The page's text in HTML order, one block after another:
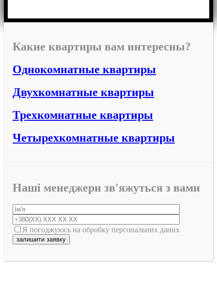
Какие квартиры вам интересны?
Однокомнатные квартиры
Двухкомнатные квартиры
Трехкомнатные квартиры
Четырехкомнатные квартиры
Наші менеджери зв'яжуться з вами
Я погоджуюсь на обробку персональних даних